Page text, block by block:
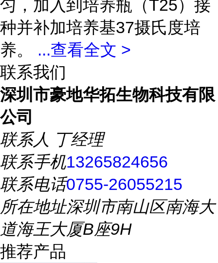
匀，加入到培养瓶（T25）接
种并补加培养基37摄氏度培
养。 ...查看全文 >
联系我们
深圳市豪地华拓生物科技有限
公司
联系人 丁经理
联系手机13265824656
联系电话0755-26055215
所在地址深圳市南山区南海大
道海王大厦B座9H
推荐产品